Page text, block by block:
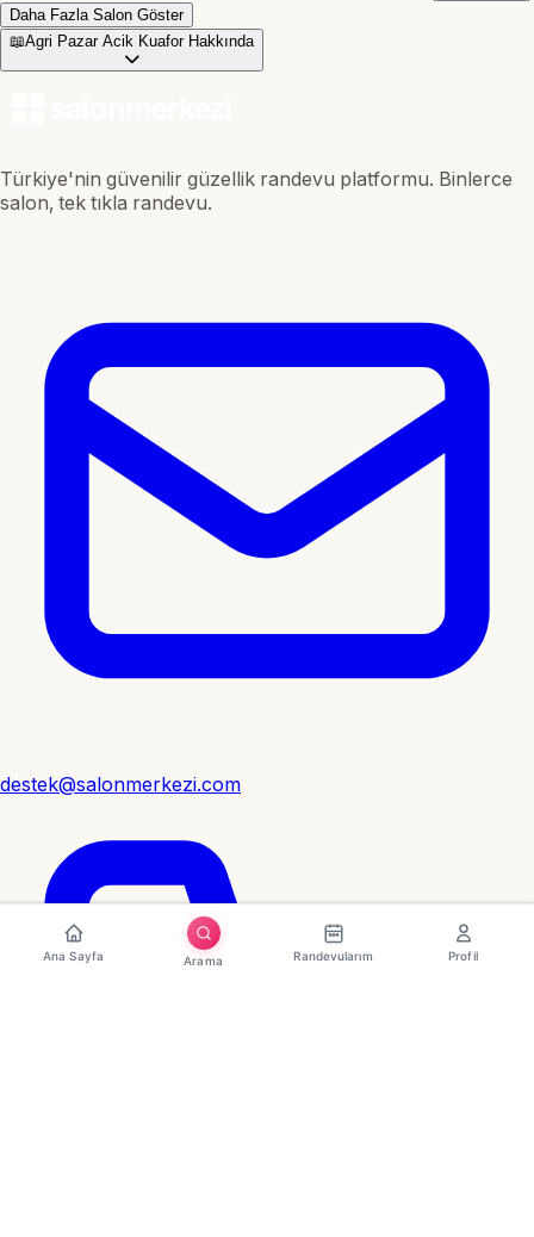
Daha Fazla Salon Göster
📖Agri Pazar Acik Kuafor Hakkında
Türkiye'nin güvenilir güzellik randevu platformu. Binlerce
salon, tek tıkla randevu.
destek@salonmerkezi.com
Ana Sayfa Arama Randevularım Profil